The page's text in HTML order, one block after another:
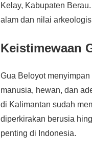
Kelay, Kabupaten
alam dan nilai
Keistimewaan
Gua Beloyot menyimpan
manusia, hewan, dan
di Kalimantan sudah
diperkirakan berusia
penting di Indonesia.